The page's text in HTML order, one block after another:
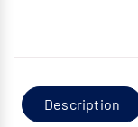
Description